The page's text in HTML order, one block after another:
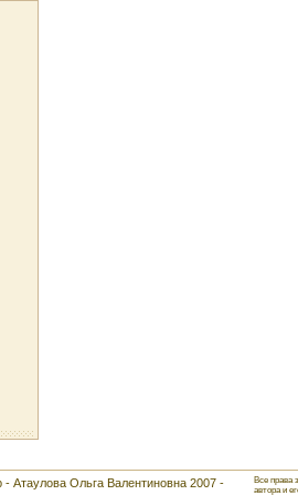
- Атаулова Ольга Валентиновна 2007 -
Все права
автора и